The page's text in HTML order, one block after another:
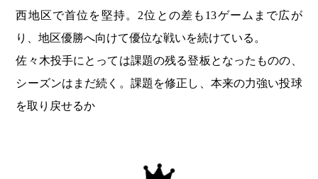
西地区で首位を堅持。2位との差も13ゲームまで広が
り、地区優勝へ向けて優位な戦いを続けている。
佐々木投手にとっては課題の残る登板となったものの、
シーズンはまだ続く。課題を修正し、本来の力強い投球
を取り戻せるか